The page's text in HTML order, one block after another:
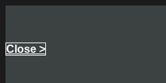
Close >